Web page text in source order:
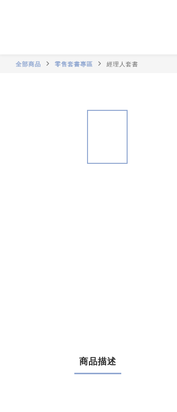
全部商品 零售套書專區 經理人套書
商品描述